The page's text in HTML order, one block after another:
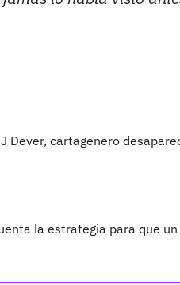
Dever, cartagenero
la estrategia para que